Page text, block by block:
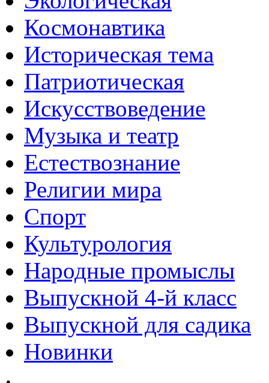
Космонавтика
Историческая тема
Патриотическая
Искусствоведение
Музыка и театр
Естествознание
Религии мира
Спорт
Культурология
Народные промыслы
Выпускной 4-й класс
Выпускной для садика
Новинки